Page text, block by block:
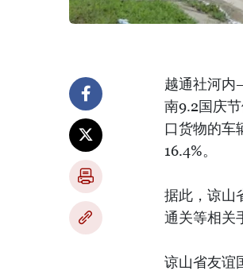
越通社河内
南9.2国庆
口货物的车
16.4%。
据此，谅山
通关等相关
谅山省友谊